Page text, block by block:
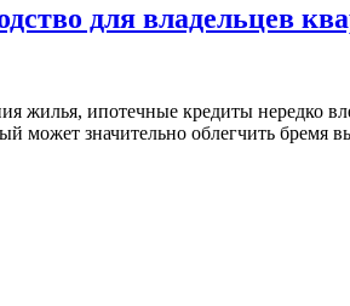
для владельцев
жилья, ипотечные кредиты нередко
может значительно облегчить бремя